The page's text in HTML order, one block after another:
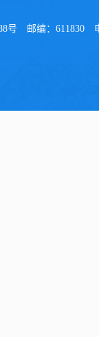
号 邮编：611830